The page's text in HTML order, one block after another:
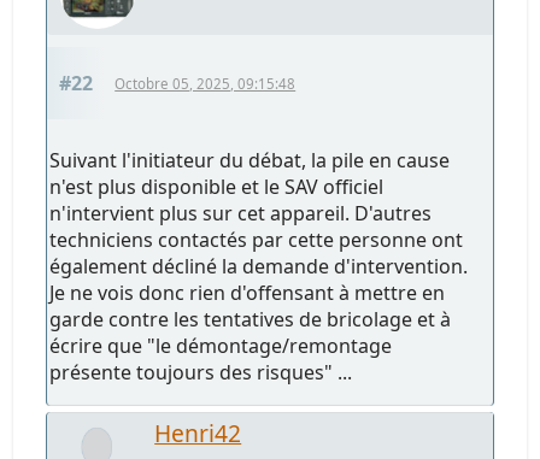
#22 Octobre 05, 2025, 09:15:48
Suivant l'initiateur du débat, la pile en cause
n'est plus disponible et le SAV officiel
n'intervient plus sur cet appareil. D'autres
techniciens contactés par cette personne ont
également décliné la demande d'intervention.
Je ne vois donc rien d'offensant à mettre en
garde contre les tentatives de bricolage et à
écrire que "le démontage/remontage
présente toujours des risques" ...
Henri42